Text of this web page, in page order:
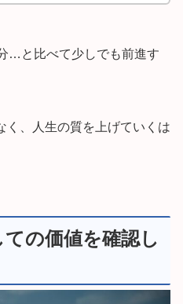
…と比べて少しでも前進す
く、人生の質を上げていくは
の価値を確認し